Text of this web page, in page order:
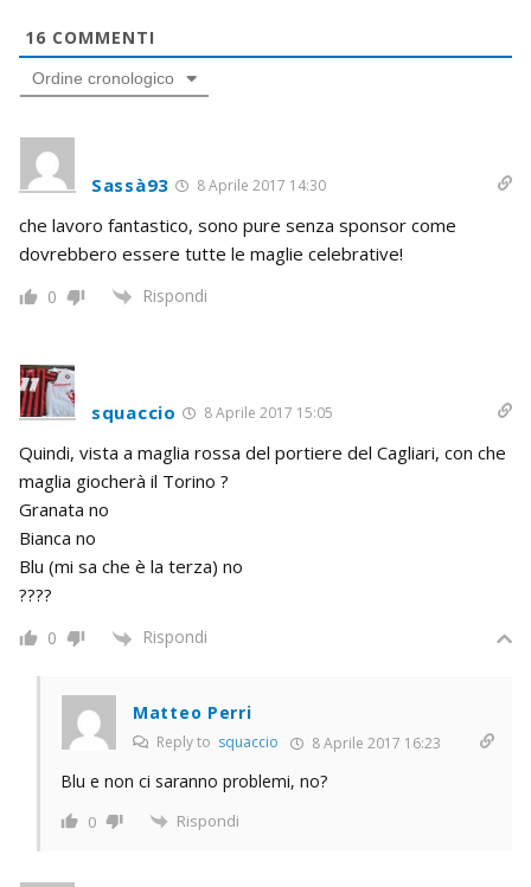
16 COMMENTI
Ordine cronologico
Sassà93 8 Aprile 2017 14:30
che lavoro fantastico, sono pure senza sponsor come
dovrebbero essere tutte le maglie celebrative!
0 Rispondi
squaccio 8 Aprile 2017 15:05
Quindi, vista a maglia rossa del portiere del Cagliari, con che
maglia giocherà il Torino ?
Granata no
Bianca no
Blu (mi sa che è la terza) no
????
0 Rispondi
Matteo Perri
Reply to squaccio 8 Aprile 2017 16:23
Blu e non ci saranno problemi, no?
0 Rispondi